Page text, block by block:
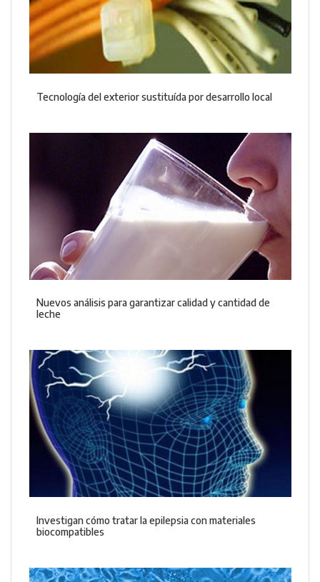
Tecnología del exterior sustituída por desarrollo local
Nuevos análisis para garantizar calidad y cantidad de
leche
Investigan cómo tratar la epilepsia con materiales
biocompatibles